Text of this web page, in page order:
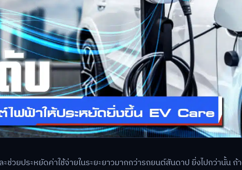
วยประหยัดค่าใช้จ่ายในระยะยาวมากกว่ารถยนต์สันดาป ยิ่งไปกว่านั้น